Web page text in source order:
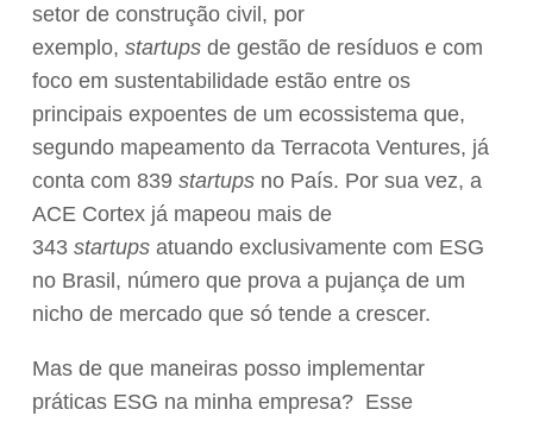
setor de construção civil, por
exemplo, startups de gestão de resíduos e com
foco em sustentabilidade estão entre os
principais expoentes de um ecossistema que,
segundo mapeamento da Terracota Ventures, já
conta com 839 startups no País. Por sua vez, a
ACE Cortex já mapeou mais de
343 startups atuando exclusivamente com ESG
no Brasil, número que prova a pujança de um
nicho de mercado que só tende a crescer.
Mas de que maneiras posso implementar
práticas ESG na minha empresa? Esse